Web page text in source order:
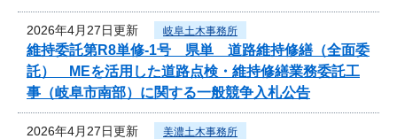
2026年4月27日更新 岐阜土木事務所
維持委託第R8単修-1号 県単 道路維持修繕（全面委
託） MEを活用した道路点検・維持修繕業務委託工
事（岐阜市南部）に関する一般競争入札公告
2026年4月27日更新 美濃土木事務所